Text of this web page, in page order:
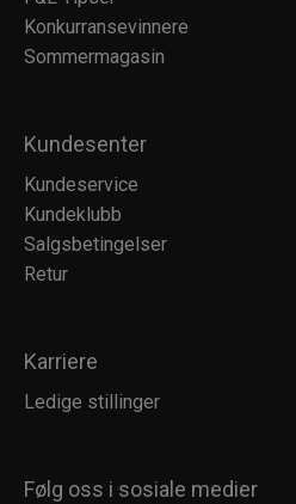
Konkurransevinnere
Sommermagasin
Kundesenter
Kundeservice
Kundeklubb
Salgsbetingelser
Retur
Karriere
Ledige stillinger
Følg oss i sosiale medier